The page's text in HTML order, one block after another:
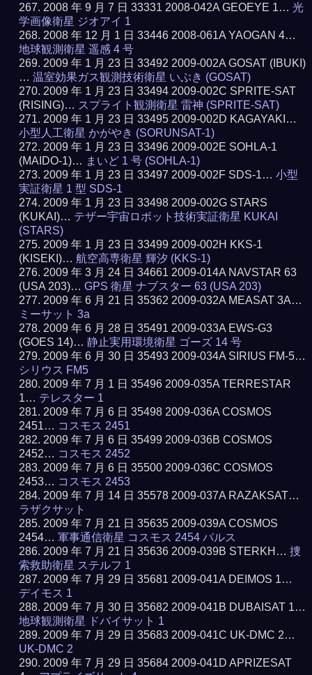
2008 年 9 月 7 日 33331 2008-042A GEOEYE 1…光
学画像衛星 ジオアイ 1
2008 年 12 月 1 日 33446 2008-061A YAOGAN 4…
地球観測衛星 遥感 4 号
2009 年 1 月 23 日 33492 2009-002A GOSAT (IBUKI)
…温室効果ガス観測技術衛星 いぶき (GOSAT)
2009 年 1 月 23 日 33494 2009-002C SPRITE-SAT
(RISING)… スプライト観測衛星 雷神 (SPRITE-SAT)
2009 年 1 月 23 日 33495 2009-002D KAGAYAKI…
小型人工衛星 かがやき (SORUNSAT-1)
2009 年 1 月 23 日 33496 2009-002E SOHLA-1
(MAIDO-1)… まいど 1 号 (SOHLA-1)
2009 年 1 月 23 日 33497 2009-002F SDS-1…小型
実証衛星 1 型 SDS-1
2009 年 1 月 23 日 33498 2009-002G STARS
(KUKAI)… テザー宇宙ロボット技術実証衛星 KUKAI
(STARS)
2009 年 1 月 23 日 33499 2009-002H KKS-1
(KISEKI)…航空高専衛星 輝汐 (KKS-1)
2009 年 3 月 24 日 34661 2009-014A NAVSTAR 63
(USA 203)…GPS 衛星 ナブスター 63 (USA 203)
2009 年 6 月 21 日 35362 2009-032A MEASAT 3A…
ミーサット 3a
2009 年 6 月 28 日 35491 2009-033A EWS-G3
(GOES 14)…静止実用環境衛星 ゴーズ 14 号
2009 年 6 月 30 日 35493 2009-034A SIRIUS FM-5…
シリウス FM5
2009 年 7 月 1 日 35496 2009-035A TERRESTAR
1… テレスター 1
2009 年 7 月 6 日 35498 2009-036A COSMOS
2451… コスモス 2451
2009 年 7 月 6 日 35499 2009-036B COSMOS
2452… コスモス 2452
2009 年 7 月 6 日 35500 2009-036C COSMOS
2453… コスモス 2453
2009 年 7 月 14 日 35578 2009-037A RAZAKSAT…
ラザクサット
2009 年 7 月 21 日 35635 2009-039A COSMOS
2454…軍事通信衛星 コスモス 2454 パルス
2009 年 7 月 21 日 35636 2009-039B STERKH…捜
索救助衛星 ステルフ 1
2009 年 7 月 29 日 35681 2009-041A DEIMOS 1…
デイモス 1
2009 年 7 月 30 日 35682 2009-041B DUBAISAT 1…
地球観測衛星 ドバイサット 1
2009 年 7 月 29 日 35683 2009-041C UK-DMC 2…
UK-DMC 2
2009 年 7 月 29 日 35684 2009-041D APRIZESAT